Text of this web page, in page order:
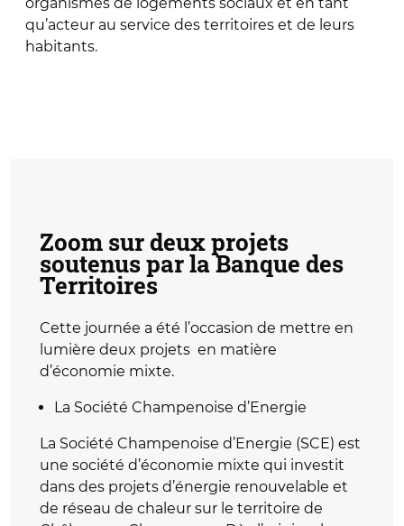
organismes de logements sociaux et en tant
qu’acteur au service des territoires et de leurs
habitants.
Zoom sur deux projets
soutenus par la Banque des
Territoires
Cette journée a été l’occasion de mettre en
lumière deux projets en matière
d’économie mixte.
La Société Champenoise d’Energie
La Société Champenoise d’Energie (SCE) est
une société d’économie mixte qui investit
dans des projets d’énergie renouvelable et
de réseau de chaleur sur le territoire de